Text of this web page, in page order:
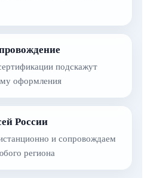
подскажут
оформления
России
и сопровождаем
региона